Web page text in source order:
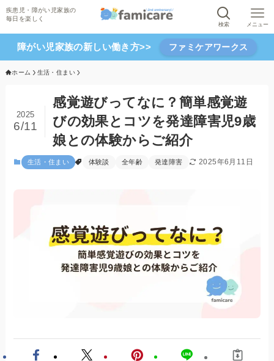
検索 メニュー
障がい児家族の新しい働き方>> ファミケアワークス
ホーム 生活・住まい
感覚遊びってなに？簡単感覚遊
びの効果とコツを発達障害児9歳
娘との体験からご紹介
2025
6/11
生活・住まい 体験談 全年齢 発達障害 2025年6月11日